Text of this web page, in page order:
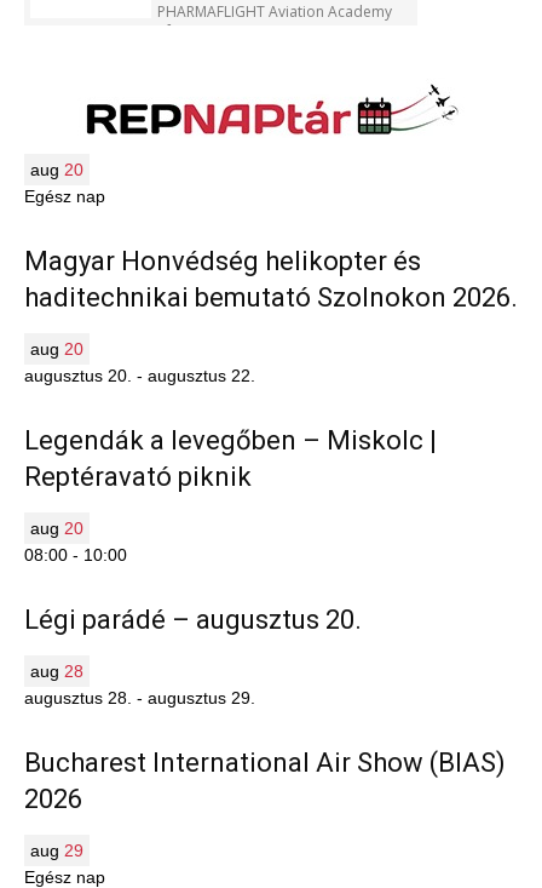
PHARMAFLIGHT Aviation Academy
Kft.
aug 20
Egész nap
Magyar Honvédség helikopter és
haditechnikai bemutató Szolnokon 2026.
aug 20
augusztus 20. - augusztus 22.
Legendák a levegőben – Miskolc |
Reptéravató piknik
aug 20
08:00 - 10:00
Légi parádé – augusztus 20.
aug 28
augusztus 28. - augusztus 29.
Bucharest International Air Show (BIAS)
2026
aug 29
Egész nap